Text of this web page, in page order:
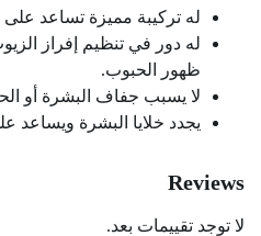
له تركيبة مميزة تساعد
له دور في تنظيم إفراز
ظهور الحبوب.
لا يسبب جفاف البشرة أو
يجدد خلايا البشرة ويساعد
Reviews
لا توجد تقييمات بعد.